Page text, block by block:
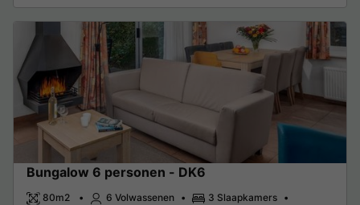
Bungalow 6 personen - DK6
80m2 6 Volwassenen
3 Slaapkamers